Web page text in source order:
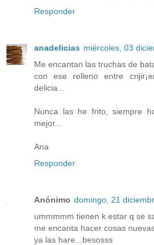
Responder
anadelicias miércoles, 03
Me encantan las truchas de
con ese relleno entre
delicia...
Nunca las he frito, siempre
mejor...
Ana
Responder
Anónimo domingo, 21
ummmmm tienen k estar q se
me encanta hacer cosas
ya las hare...besosss